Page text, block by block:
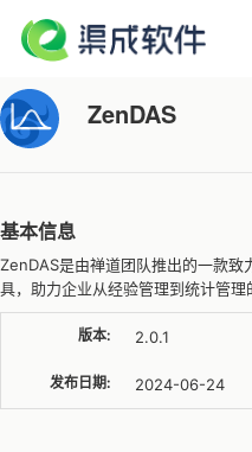
ZenDAS
基本信息
ZenDAS是由禅道团队推出的一款致
具，助力企业从经验管理到统计管理
版本: 2.0.1
发布日期: 2024-06-24